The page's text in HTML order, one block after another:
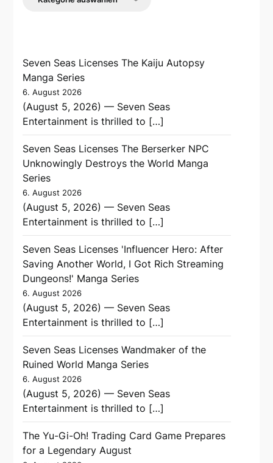
Seven Seas Licenses The Kaiju Autopsy
Manga Series
6. August 2026
(August 5, 2026) — Seven Seas
Entertainment is thrilled to […]
Seven Seas Licenses The Berserker NPC
Unknowingly Destroys the World Manga
Series
6. August 2026
(August 5, 2026) — Seven Seas
Entertainment is thrilled to […]
Seven Seas Licenses 'Influencer Hero: After
Saving Another World, I Got Rich Streaming
Dungeons!' Manga Series
6. August 2026
(August 5, 2026) — Seven Seas
Entertainment is thrilled to […]
Seven Seas Licenses Wandmaker of the
Ruined World Manga Series
6. August 2026
(August 5, 2026) — Seven Seas
Entertainment is thrilled to […]
The Yu-Gi-Oh! Trading Card Game Prepares
for a Legendary August